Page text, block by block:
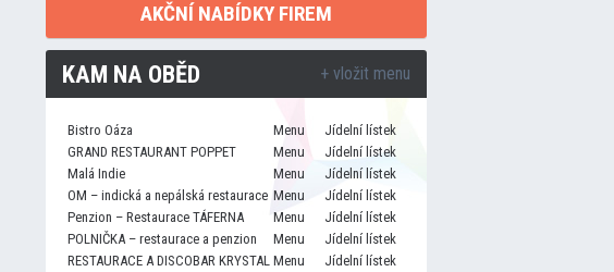
AKČNÍ NABÍDKY FIREM
KAM NA OBĚD + vložit menu
Bistro Oáza Menu
Jídelní lístek
GRAND RESTAURANT POPPET
Menu
Jídelní lístek
Malá Indie
Menu
Jídelní lístek
OM – indická a nepálská restaurace Menu
Jídelní lístek
Penzion – Restaurace TÁFERNA
Menu
Jídelní lístek
POLNIČKA – restaurace a penzion
Menu
Jídelní lístek
RESTAURACE A DISCOBAR KRYSTAL Menu
Jídelní lístek